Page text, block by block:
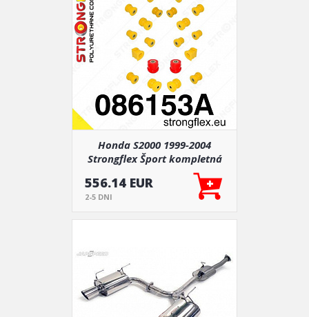
Honda S2000 1999-2004
Strongflex Šport kompletná
zostava silentblokov 26 ks
556.14 EUR
2-5 DNI